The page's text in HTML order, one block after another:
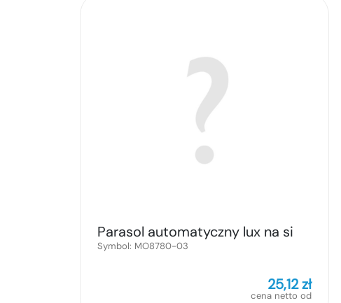
Parasol automatyczny lux na si
Symbol: MO8780-03
25,12zł
cena netto od